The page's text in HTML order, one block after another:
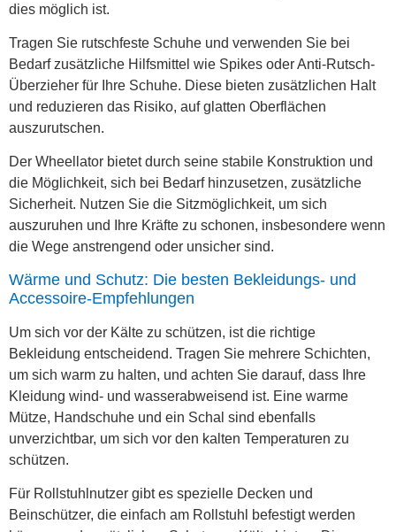
dies möglich ist.
Tragen Sie rutschfeste Schuhe und verwenden Sie bei
Bedarf zusätzliche Hilfsmittel wie Spikes oder Anti-Rutsch-
Überzieher für Ihre Schuhe. Diese bieten zusätzlichen Halt
und reduzieren das Risiko, auf glatten Oberflächen
auszurutschen.
Der Wheellator bietet durch seine stabile Konstruktion und
die Möglichkeit, sich bei Bedarf hinzusetzen, zusätzliche
Sicherheit. Nutzen Sie die Sitzmöglichkeit, um sich
auszuruhen und Ihre Kräfte zu schonen, insbesondere wenn
die Wege anstrengend oder unsicher sind.
Wärme und Schutz: Die besten Bekleidungs- und
Accessoire-Empfehlungen
Um sich vor der Kälte zu schützen, ist die richtige
Bekleidung entscheidend. Tragen Sie mehrere Schichten,
um sich warm zu halten, und achten Sie darauf, dass Ihre
Kleidung wind- und wasserabweisend ist. Eine warme
Mütze, Handschuhe und ein Schal sind ebenfalls
unverzichtbar, um sich vor den kalten Temperaturen zu
schützen.
Für Rollstuhlnutzer gibt es spezielle Decken und
Beinschützer, die einfach am Rollstuhl befestigt werden